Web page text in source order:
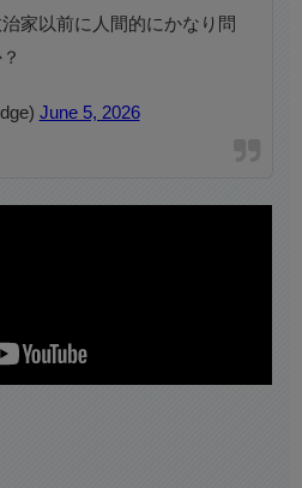
家以前に人間的にかなり問
June 5, 2026